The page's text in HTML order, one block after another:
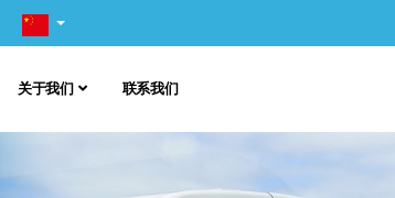
关于我们 联系我们